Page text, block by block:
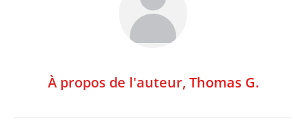
À propos de l'auteur, Thomas G.